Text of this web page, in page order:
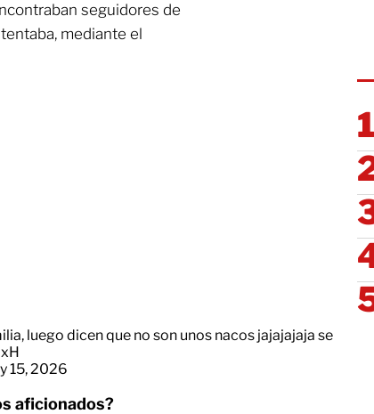
seguidores de
mediante el
luego dicen que no son unos nacos jajajajaja se
15, 2026
aficionados?